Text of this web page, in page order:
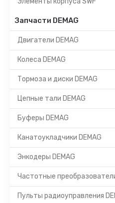
Запчасти DEMAG
Двигатели DEMAG
Колеса DEMAG
Тормоза и диски DEMAG
Цепные тали DEMAG
Буферы DEMAG
Канатоукладчики DEMAG
Энкодеры DEMAG
Частотные
Пульты радиоуправления